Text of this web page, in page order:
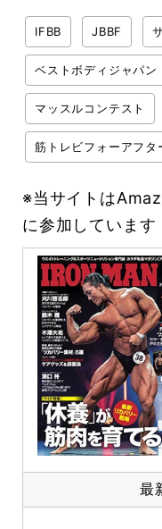
IFBB JBBF
ベストボディジャパン
マッスルコンテスト
筋トレビフォーアフタ
※当サイトは
に参加しています
最